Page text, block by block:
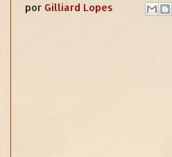
por Gilliard Lopes